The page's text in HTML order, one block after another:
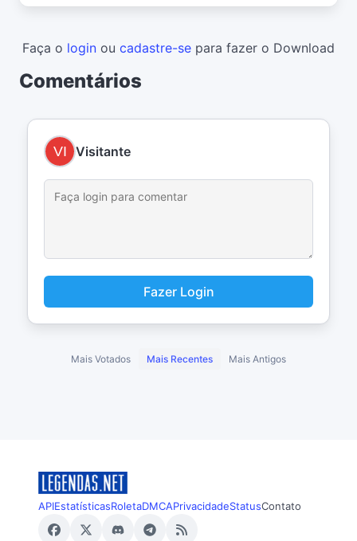
Faça o login ou cadastre-se para fazer o Download
Comentários
Visitante
Fazer Login
Mais Votados Mais Recentes Mais Antigos
APIEstatísticasRoletaDMCAPrivacidadeStatusContato